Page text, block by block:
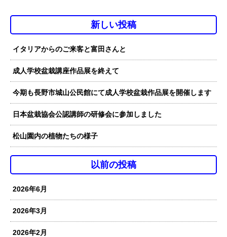
新しい投稿
イタリアからのご来客と富田さんと
成人学校盆栽講座作品展を終えて
今期も長野市城山公民館にて成人学校盆栽作品展を開催します
日本盆栽協会公認講師の研修会に参加しました
松山園内の植物たちの様子
以前の投稿
2026年6月
2026年3月
2026年2月